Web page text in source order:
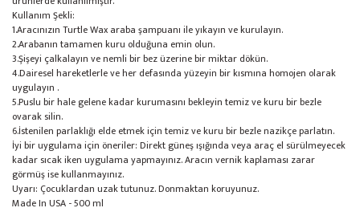
Kullanım Şekli:
1.Aracınızın Turtle Wax araba şampuanı ile yıkayın ve kurulayın.
2.Arabanın tamamen kuru olduğuna emin olun.
3.Şişeyi çalkalayın ve nemli bir bez üzerine bir miktar dökün.
4.Dairesel hareketlerle ve her defasında yüzeyin bir kısmına homojen olarak
uygulayın .
5.Puslu bir hale gelene kadar kurumasını bekleyin temiz ve kuru bir bezle
ovarak silin.
6.İstenilen parlaklığı elde etmek için temiz ve kuru bir bezle nazikçe parlatın.
İyi bir uygulama için öneriler: Direkt güneş ışığında veya araç el sürülmeyecek
kadar sıcak iken uygulama yapmayınız. Aracın vernik kaplaması zarar
görmüş ise kullanmayınız.
Uyarı: Çocuklardan uzak tutunuz. Donmaktan koruyunuz.
Made In USA - 500 ml